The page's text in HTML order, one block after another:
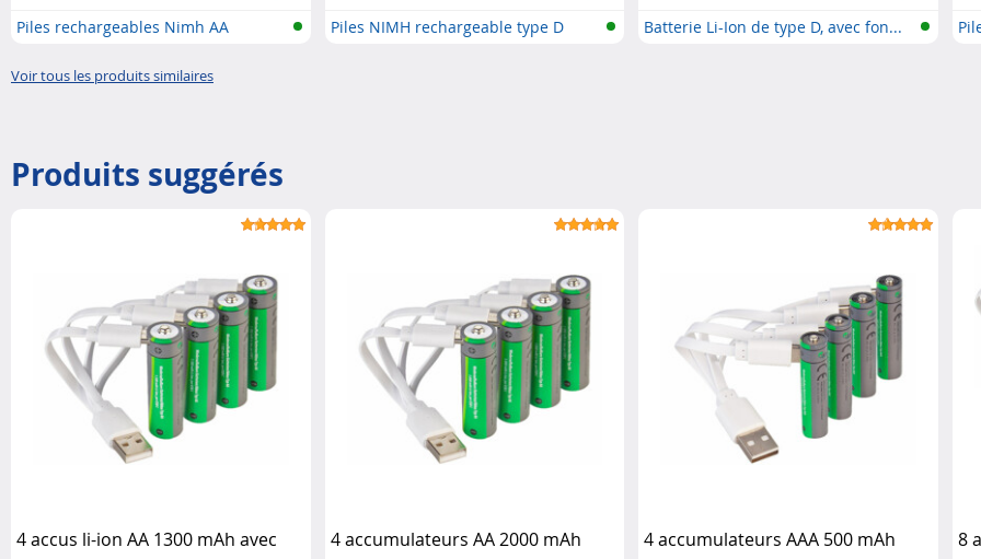
Piles rechargeables Nimh AA Piles NIMH rechargeable type D Batterie Li-Ion de type D, avec fon...
Voir tous les produits similaires
Produits suggérés
4 accus li-ion AA 1300 mAh avec
4 accumulateurs AA 2000 mAh
4 accumulateurs AAA 500 mAh
8